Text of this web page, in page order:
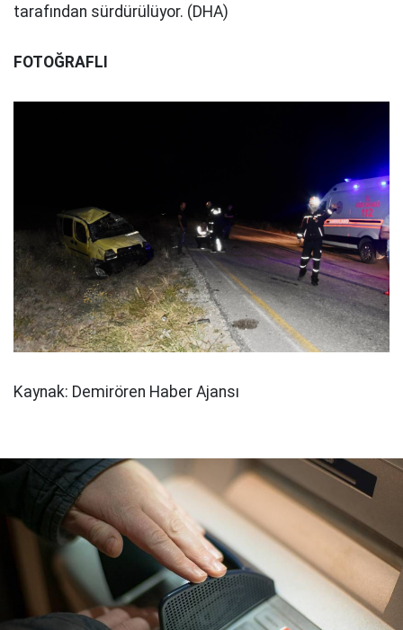
tarafından sürdürülüyor. (DHA)
FOTOĞRAFLI
Kaynak: Demirören Haber Ajansı